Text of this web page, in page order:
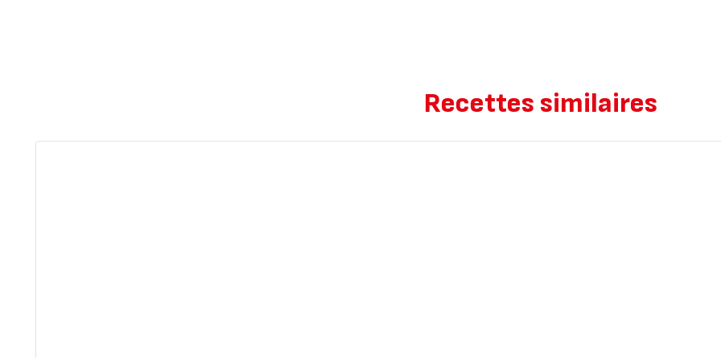
Recettes similaires